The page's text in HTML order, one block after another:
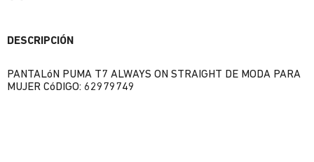
DESCRIPCIÓN
PANTALóN PUMA T7 ALWAYS ON STRAIGHT DE MODA PARA
MUJER CóDIGO: 62979749